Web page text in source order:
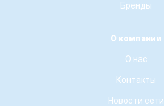
Бренды
О компании
О нас
Контакты
Новости сети